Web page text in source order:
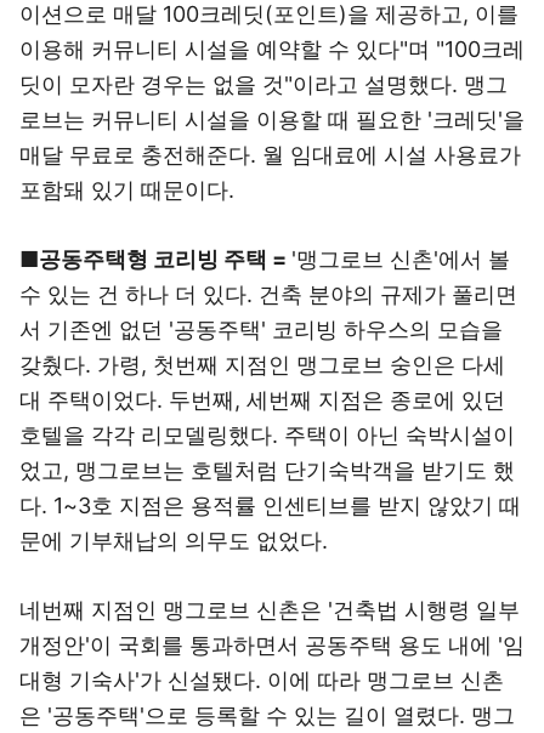
이션으로 매달 100크레딧(포인트)을 제공하고, 이를
이용해 커뮤니티 시설을 예약할 수 있다"며 "100크레
딧이 모자란 경우는 없을 것"이라고 설명했다. 맹그
로브는 커뮤니티 시설을 이용할 때 필요한 '크레딧'을
매달 무료로 충전해준다. 월 임대료에 시설 사용료가
포함돼 있기 때문이다.
■공동주택형 코리빙 주택 = '맹그로브 신촌'에서 볼
수 있는 건 하나 더 있다. 건축 분야의 규제가 풀리면
서 기존엔 없던 '공동주택' 코리빙 하우스의 모습을
갖췄다. 가령, 첫번째 지점인 맹그로브 숭인은 다세
대 주택이었다. 두번째, 세번째 지점은 종로에 있던
호텔을 각각 리모델링했다. 주택이 아닌 숙박시설이
었고, 맹그로브는 호텔처럼 단기숙박객을 받기도 했
다. 1~3호 지점은 용적률 인센티브를 받지 않았기 때
문에 기부채납의 의무도 없었다.
네번째 지점인 맹그로브 신촌은 '건축법 시행령 일부
개정안'이 국회를 통과하면서 공동주택 용도 내에 '임
대형 기숙사'가 신설됐다. 이에 따라 맹그로브 신촌
은 '공동주택'으로 등록할 수 있는 길이 열렸다. 맹그